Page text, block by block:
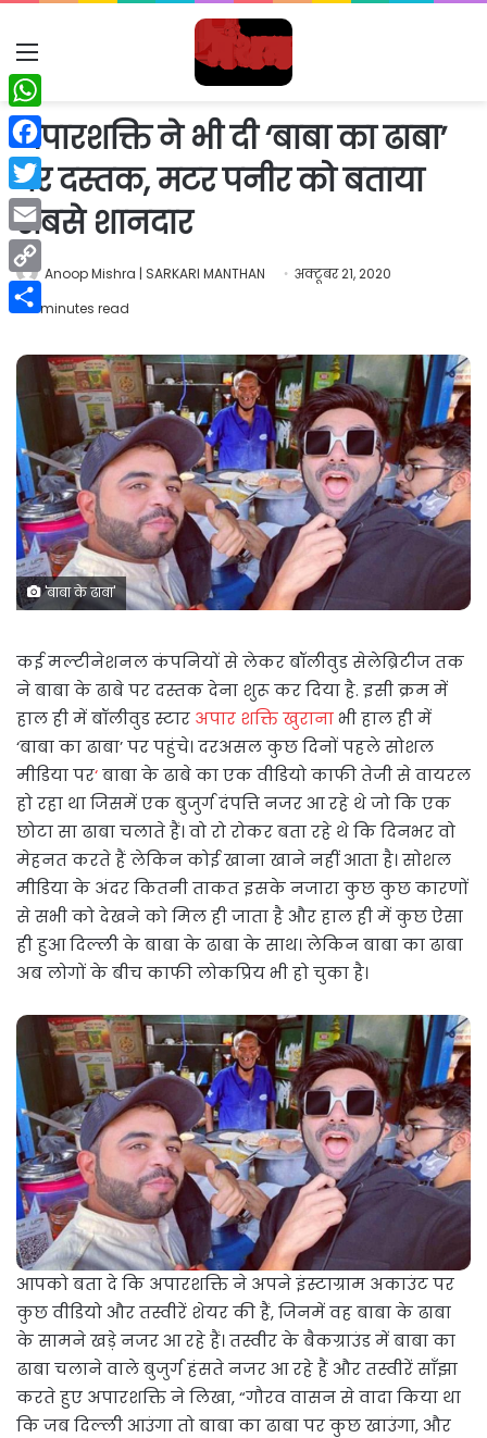
Menu
अपारशक्ति ने भी दी ‘बाबा का ढाबा’
पर दस्तक, मटर पनीर को बताया
सबसे शानदार
Anoop Mishra | SARKARI MANTHAN
अक्टूबर 21, 2020
2 minutes read
'बाबा के ढाबा'
कई मल्टीनेशनल कंपनियों से लेकर बॉलीवुड सेलेब्रिटीज तक
ने बाबा के ढाबे पर दस्तक देना शुरू कर दिया है. इसी क्रम में
हाल ही में बॉलीवुड स्टार अपार शक्ति खुरानाभी हाल ही में
‘बाबा का ढाबा’ पर पहुंचे। दरअसल कुछ दिनों पहले सोशल
मीडिया पर‘बाबा के ढाबे का एक वीडियो काफी तेजी से वायरल
हो रहा था जिसमें एक बुजुर्ग दंपत्ति नजर आ रहे थे जो कि एक
छोटा सा ढाबा चलाते हैं। वो रो रोकर बता रहे थे कि दिनभर वो
मेहनत करते हैं लेकिन कोई खाना खाने नहीं आता है। सोशल
मीडिया के अंदर कितनी ताकत इसके नजारा कुछ कुछ कारणों
से सभी को देखने को मिल ही जाता है और हाल ही में कुछ ऐसा
ही हुआ दिल्ली के बाबा के ढाबा के साथ। लेकिन बाबा का ढाबा
अब लोगों के बीच काफी लोकप्रिय भी हो चुका है।
आपको बता दे कि अपारशक्ति ने अपने इंस्टाग्राम अकाउंट पर
कुछ वीडियो और तस्वीरें शेयर की हैं, जिनमें वह बाबा के ढाबा
के सामने खड़े नजर आ रहे हैं। तस्वीर के बैकग्राउंड में बाबा का
ढाबा चलाने वाले बुजुर्ग हंसते नजर आ रहे हैं और तस्वीरें साँझा
करते हुए अपारशक्ति ने लिखा, “गौरव वासन से वादा किया था
कि जब दिल्ली आउंगा तो बाबा का ढाबा पर कुछ खाउंगा, और
WhatsApp
Facebook
Twitter
Email
Copy
Link